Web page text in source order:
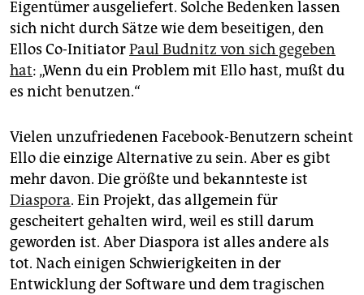
Eigentümer ausgeliefert. Solche Bedenken lassen
sich nicht durch Sätze wie dem beseitigen, den
Ellos Co-InitiatorPaul Budnitz von sich gegeben
hat: „Wenn du ein Problem mit Ello hast, mußt du
es nicht benutzen.“
Vielen unzufriedenen Facebook-Benutzern scheint
Ello die einzige Alternative zu sein. Aber es gibt
mehr davon. Die größte und bekannteste ist
Diaspora. Ein Projekt, das allgemein für
gescheitert gehalten wird, weil es still darum
geworden ist. Aber Diaspora ist alles andere als
tot. Nach einigen Schwierigkeiten in der
Entwicklung der Software und dem tragischen